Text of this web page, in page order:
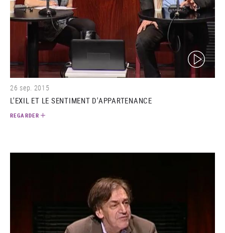
(video)
26 sep. 2015
L'EXIL ET LE SENTIMENT D'APPARTENANCE
REGARDER